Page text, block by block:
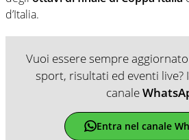
d’Italia.
Vuoi essere sempre
sport, risultati ed eventi live?
canale
Entra nel canale